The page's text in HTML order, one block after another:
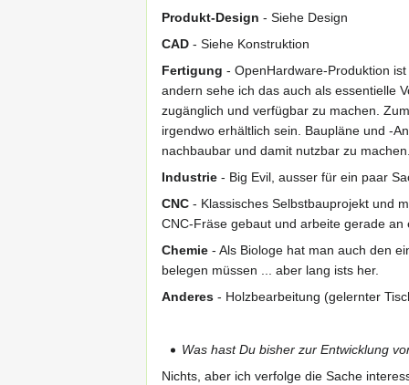
Produkt-Design - Siehe Design
CAD - Siehe Konstruktion
Fertigung - OpenHardware-Produktion
andern sehe ich das auch als essentielle
zugänglich und verfügbar zu machen.
irgendwo erhältlich sein. Baupläne und -
nachbaubar und damit nutzbar zu
Industrie - Big Evil, ausser für ein paar
CNC - Klassisches Selbstbauprojekt und
CNC-Fräse gebaut und arbeite gerade
Chemie - Als Biologe hat man auch den
belegen müssen ... aber lang ists her.
Anderes - Holzbearbeitung (gelernter
Was hast Du bisher zur Entwicklung
Nichts, aber ich verfolge die Sache